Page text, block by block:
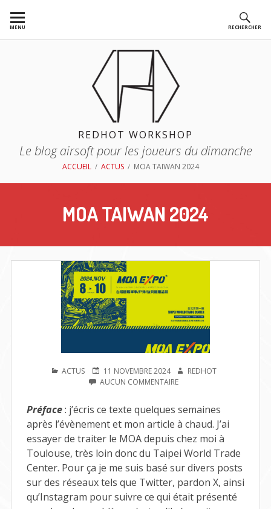
auMENU RECHERCHER
REDHOT WORKSHOP
Le blog airsoft pour les joueurs du dimanche
ACCUEIL ACTUS MOA TAIWAN 2024
MOA TAIWAN 2024
PUBLIÉ
ACTUS
PUBLIÉ
LE
11 NOVEMBRE 2024 AUTEUR
REDHOT
AUCUN COMMENTAIRESUR
2024
Préface: j’écris ce texte quelques semaines
après l’évènement et mon article à chaud. J’ai
essayer de traiter le MOA depuis chez moi à
Toulouse, très loin donc du Taipei World Trade
Center. Pour ça je me suis basé sur divers posts
sur des réseaux tels que Twitter, pardon X, ainsi
qu’Instagram pour suivre ce qui était présenté